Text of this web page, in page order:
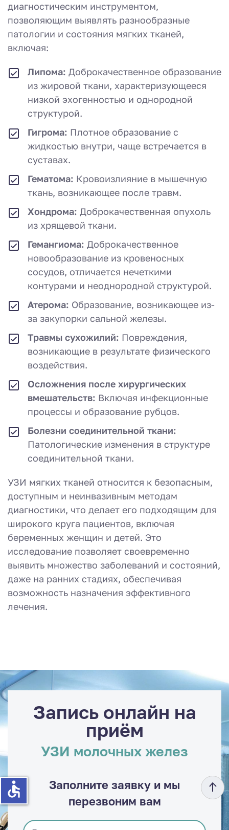
диагностическим инструментом,
позволяющим выявлять разнообразные
патологии и состояния мягких тканей,
включая:
Липома: Доброкачественное образование
из жировой ткани, характеризующееся
низкой эхогенностью и однородной
структурой.
Гигрома: Плотное образование с
жидкостью внутри, чаще встречается в
суставах.
Гематома: Кровоизлияние в мышечную
ткань, возникающее после травм.
Хондрома: Доброкачественная опухоль
из хрящевой ткани.
Гемангиома: Доброкачественное
новообразование из кровеносных
сосудов, отличается нечеткими
контурами и неоднородной структурой.
Атерома: Образование, возникающее из-
за закупорки сальной железы.
Травмы сухожилий: Повреждения,
возникающие в результате физического
воздействия.
Осложнения после хирургических
вмешательств: Включая инфекционные
процессы и образование рубцов.
Болезни соединительной ткани:
Патологические изменения в структуре
соединительной ткани.
УЗИ мягких тканей относится к безопасным,
доступным и неинвазивным методам
диагностики, что делает его подходящим для
широкого круга пациентов, включая
беременных женщин и детей. Это
исследование позволяет своевременно
выявить множество заболеваний и состояний,
даже на ранних стадиях, обеспечивая
возможность назначения эффективного
лечения.
Запись онлайн на
приём
УЗИ молочных желез
Заполните заявку и мы
перезвоним вам
accessible